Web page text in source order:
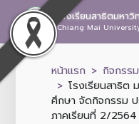
โรงเรียนสาธิตมหา
Chiang Mai
หน้าแรก
กิจกรรม
โรงเรียนสาธิต
ศึกษา จัดกิจกรรม
ภาคเรียนที่ 2/